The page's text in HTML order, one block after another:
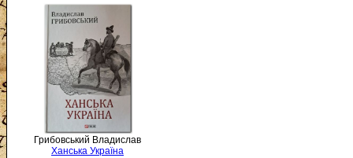
Грибовський Владислав
Ханська Україна